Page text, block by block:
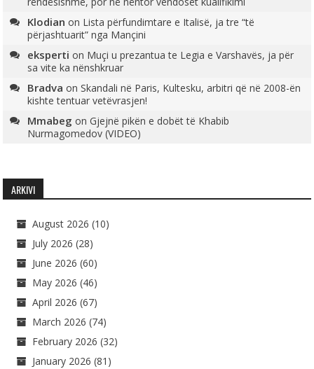
Klodian on Lista përfundimtare e Italisë, ja tre “të
përjashtuarit” nga Mançini
eksperti on Muçi u prezantua te Legia e Varshavës, ja për
sa vite ka nënshkruar
Bradva onSkandali në Paris, Kultesku, arbitri që në 2008-ën
kishte tentuar vetëvrasjen!
Mmabeg onGjejnë pikën e dobët të Khabib
Nurmagomedov (VIDEO)
ARKIVI
August 2026 (10)
July 2026 (28)
June 2026 (60)
May 2026 (46)
April 2026 (67)
March 2026 (74)
February 2026 (32)
January 2026 (81)